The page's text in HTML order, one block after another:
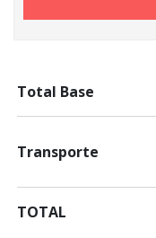
Total Base
Transporte
TOTAL